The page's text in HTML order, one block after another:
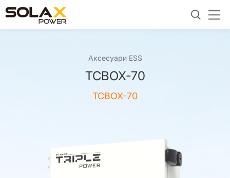
Аксесуари ESS
TCBOX-70
TCBOX-70